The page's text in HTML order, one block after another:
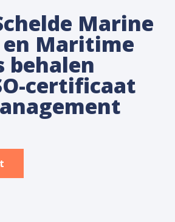
Marine
en Maritime
behalen
certificaat